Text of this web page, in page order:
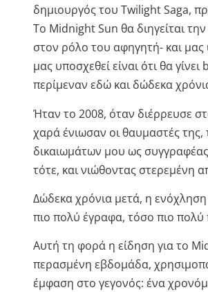
δημιουργός του Twilight Saga,
Το Midnight Sun θα διηγείται
στον ρόλο του αφηγητή- και μας
μας υποσχεθεί είναι ότι θα
περίμεναν εδώ και δώδεκα
Ήταν το 2008, όταν διέρρευσε
χαρά ένιωσαν οι θαυμαστές
δικαιωμάτων μου ως
τότε, και νιώθοντας στερεμένη
Δώδεκα χρόνια μετά, η
πιο πολύ έγραφα, τόσο πιο πολύ
Αυτή τη φορά η είδηση για το
περασμένη εβδομάδα,
έμφαση στο γεγονός: ένα